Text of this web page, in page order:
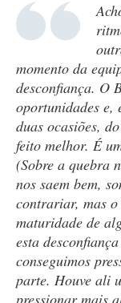
momento da
desconfiança. O
oportunidades e,
duas ocasiões,
feito melhor. É
(Sobre a quebra
nos saem bem,
contrariar, mas
maturidade de
esta
conseguimos
parte. Houve ali
pressionar mais